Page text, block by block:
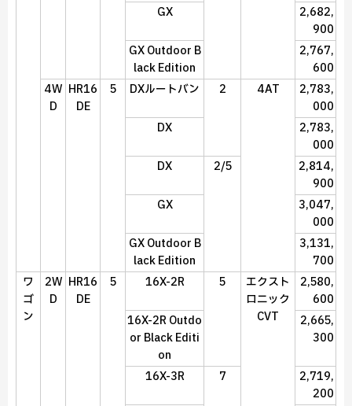
GX
2,682,
900
GX Outdoor B
lack Edition
2,767,
600
4W
D
HR16
DE
5 DXルートバン 2 4AT
2,783,
000
DX
2,783,
000
DX
2/5
2,814,
900
GX
3,047,
000
GX Outdoor B
lack Edition
3,131,
700
ワ
ゴ
ン
2W
D
HR16
DE
5 16X-2R 5
エクスト
ロニック
CVT
2,580,
600
16X-2R Outdo
or Black Editi
on
2,665,
300
16X-3R 7
2,719,
200